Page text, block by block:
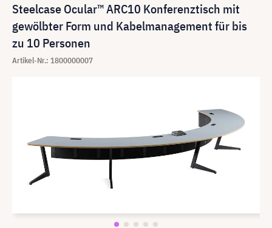
Steelcase Ocular™ ARC10 Konferenztisch mit
gewölbter Form und Kabelmanagement für bis
zu 10 Personen
Artikel-Nr.: 1800000007